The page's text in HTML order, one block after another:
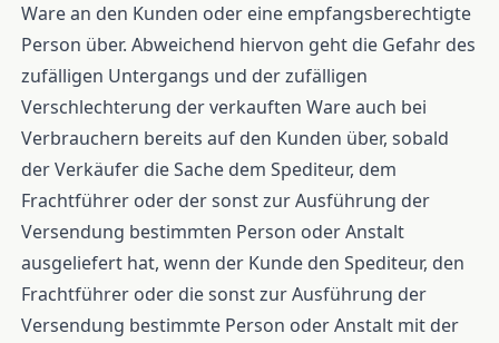
Ware an den Kunden oder eine empfangsberechtigte
Person über. Abweichend hiervon geht die Gefahr des
zufälligen Untergangs und der zufälligen
Verschlechterung der verkauften Ware auch bei
Verbrauchern bereits auf den Kunden über, sobald
der Verkäufer die Sache dem Spediteur, dem
Frachtführer oder der sonst zur Ausführung der
Versendung bestimmten Person oder Anstalt
ausgeliefert hat, wenn der Kunde den Spediteur, den
Frachtführer oder die sonst zur Ausführung der
Versendung bestimmte Person oder Anstalt mit der